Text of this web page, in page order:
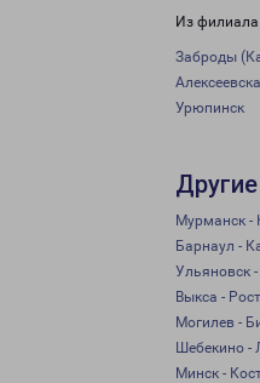
Из филиала
Заброды
Урюпинск
Мурманск -
Барнаул -
Ульяновск
Выкса -
Могилев -
Шебекино -
Минск -